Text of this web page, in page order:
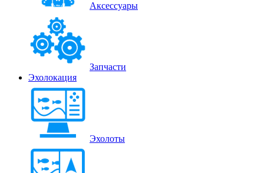
Аксессуары
Запчасти
Эхолокация
Эхолоты